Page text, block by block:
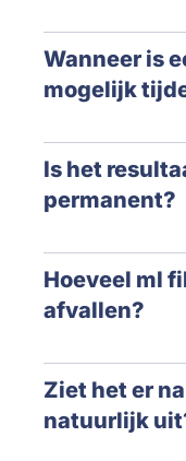
Wanneer is
mogelijk
Is het
permanent?
Hoeveel ml
afvallen?
Ziet het er
natuurlijk